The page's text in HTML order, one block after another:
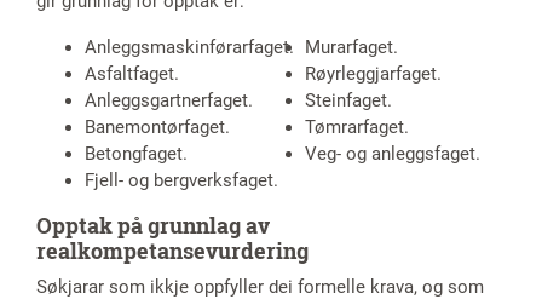
Anleggsmaskinførarfaget.
Asfaltfaget.
Anleggsgartnerfaget.
Banemontørfaget.
Betongfaget.
Fjell- og bergverksfaget.
Murarfaget.
Røyrleggjarfaget.
Steinfaget.
Tømrarfaget.
Veg- og anleggsfaget.
Opptak på grunnlag av
realkompetansevurdering
Søkjarar som ikkje oppfyller dei formelle krava, og som